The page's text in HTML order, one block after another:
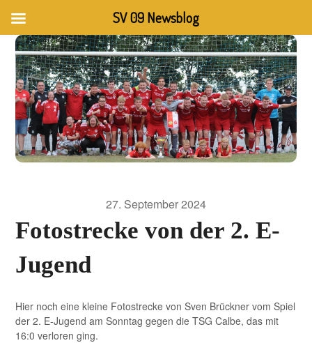
27. September 2024
Fotostrecke von der 2. E-
Jugend
Hier noch eine kleine Fotostrecke von Sven Brückner vom Spiel
der 2. E-Jugend am Sonntag gegen die TSG Calbe, das mit
16:0 verloren ging.
SV 09 Newsblog